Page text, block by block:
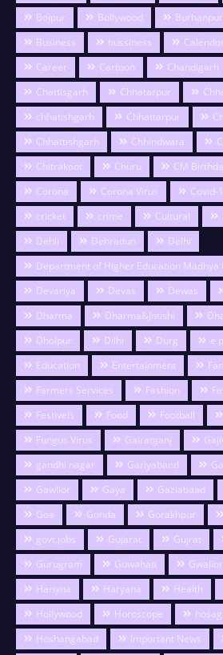
Bojpur
Bollywood Burhanpur
Business
bussiness
Career
Cartoon Chandigarh
Chattisgarh
Chhatarpur
chhatishgarh
Chhattarpur
Chhattishgarh
Chhindwara
Chitrakoot
Churu CM
Corona
Corona Virus Covid-
cricket
crime Cultural
Dehli
Dehradun
Delhi
Department of Higher Education Madhya
Devariya
Devas Dewas
Dharma
Dharma&Jotishi
Dholpur
Dilhi Durg e
Education
Entertainment
Farmers Services
Fashion
Festivels
Food Football
Fungus Virus
Gairatganj
gandhi nagar
Gariyaband
Gawlior
Gaya Gaziabaad
Goa
Gonda Gorakhpur
govt.jobs
Gujarat Gujrat
Gurugram
Guwahati Gwalior
Hariyna
Haryana Health
Hollywood
Horoscope
Hoshangabad
Important News